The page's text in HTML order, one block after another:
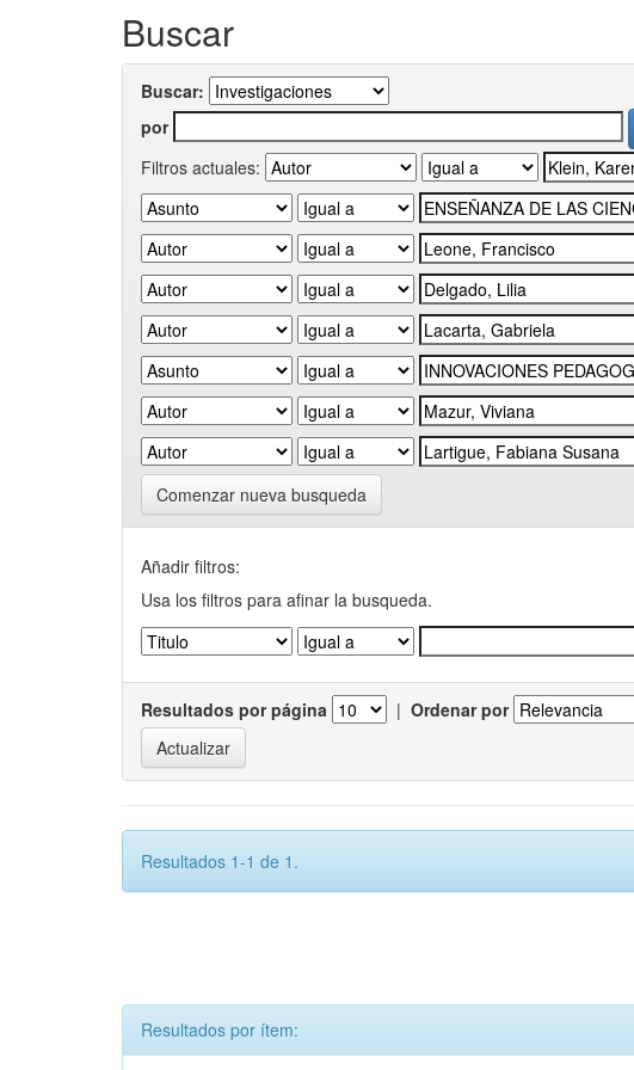
Buscar
Buscar:
por
Filtros actuales:
Comenzar nueva busqueda
Añadir filtros:
Usa los filtros para afinar la busqueda.
Resultados por página | Ordenar por
Resultados 1-1 de 1.
Resultados por ítem: